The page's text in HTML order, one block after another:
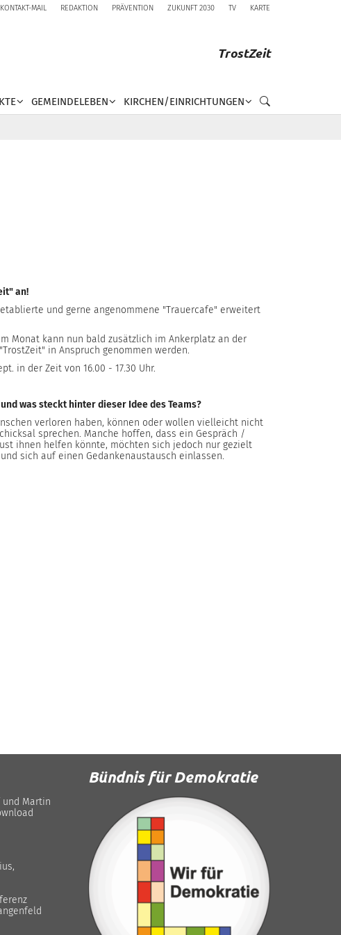
KONTAKT-MAIL REDAKTION PRÄVENTION ZUKUNFT 2030 TV KARTE
TrostZeit
GEMEINDELEBEN KIRCHEN/EINRICHTUNGEN
an!
und gerne angenommene "Trauercafe" erweitert
Monat kann nun bald zusätzlich im Ankerplatz an der
in Anspruch genommen werden.
in der Zeit von 16.00 - 17.30 Uhr.
was steckt hinter dieser Idee des Teams?
verloren haben, können oder wollen vielleicht nicht
sprechen. Manche hoffen, dass ein Gespräch /
ihnen helfen könnte, möchten sich jedoch nur gezielt
sich auf einen Gedankenaustausch einlassen.
und Martin
Bündnis für Demokratie